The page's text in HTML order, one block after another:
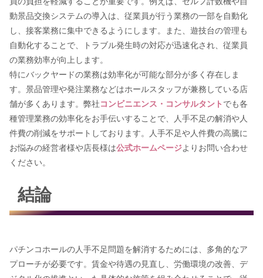
動景品交換システムの導入は、従業員が行う業務の一部を自動化
し、接客業務に集中できるようにします。また、遊技台の管理も
自動化することで、トラブル発生時の対応が迅速化され、従業員
の業務効率が向上します。
特にバックヤードの業務は効率化が可能な部分が多く存在しま
す。景品管理や発注業務などはホールスタッフが兼務している店
舗が多くあります。弊社コンビニエンス・コンサルタント でも各
種管理業務の効率化をお手伝いすることで、人手不足の解消や人
件費の削減をサポートしております。人手不足や人件費の高騰に
お悩みの経営者様や店長様は公式ホームページよりお問い合わせ
ください。
結論
パチンコホールの人手不足問題を解消するためには、多角的なア
プローチが必要です。賃金や待遇の見直し、労働環境の改善、デ